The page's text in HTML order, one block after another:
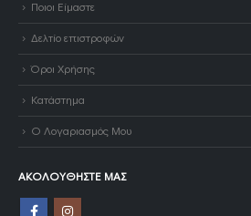
Ποιοι Είμαστε
Δελτίο επιστροφών
Όροι Χρήσης
Κατάστημα
Ο Λογαριασμός Μου
ΑΚΟΛΟΥΘΉΣΤΕ ΜΑΣ